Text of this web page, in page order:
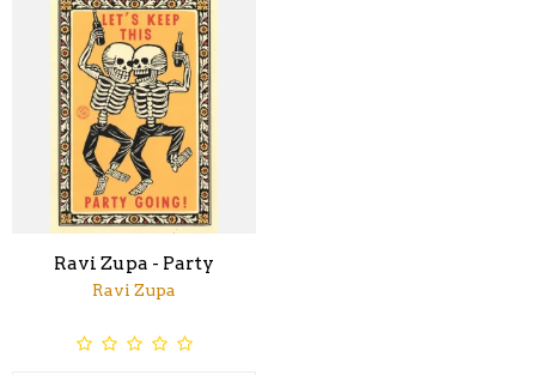
Ravi Zupa - Party
Ravi Zupa